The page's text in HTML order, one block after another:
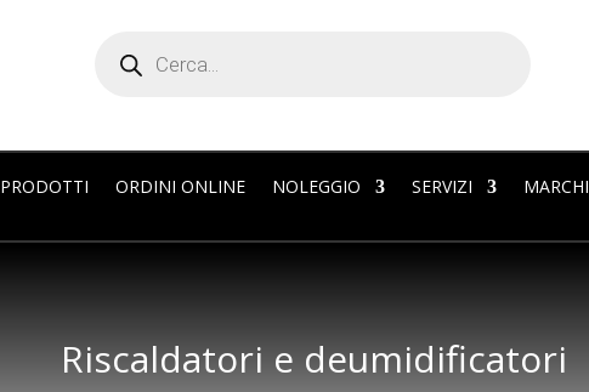
search
PRODOTTI ORDINI ONLINE NOLEGGIO SERVIZI MARCHI
Riscaldatori e deumidificatori